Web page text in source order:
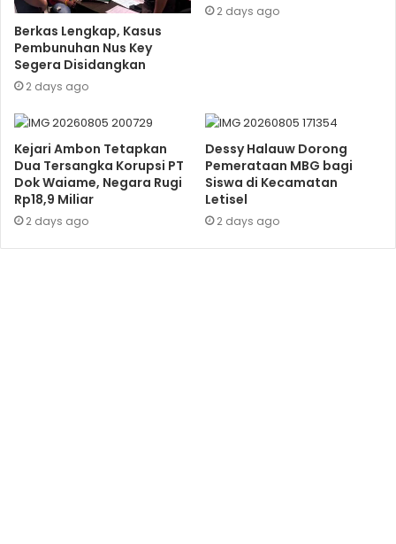
Berkas Lengkap, Kasus
Pembunuhan Nus Key
Segera Disidangkan
2 days ago
2 days ago
Kejari Ambon Tetapkan
Dua Tersangka Korupsi PT
Dok Waiame, Negara Rugi
Rp18,9 Miliar
2 days ago
Dessy Halauw Dorong
Pemerataan MBG bagi
Siswa di Kecamatan
Letisel
2 days ago